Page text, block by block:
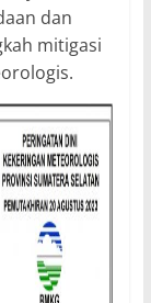
dan
mitigasi